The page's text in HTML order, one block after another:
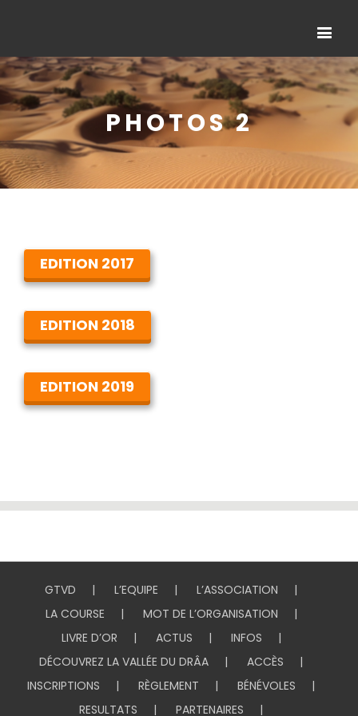
PHOTOS 2
EDITION 2017
EDITION 2018
EDITION 2019
GTVD L’EQUIPE
L’ASSOCIATION
LA COURSE
MOT DE L’ORGANISATION
LIVRE D’OR
ACTUS
INFOS
DÉCOUVREZ LA VALLÉE DU DRÂA
ACCÈS
INSCRIPTIONS
RÈGLEMENT
BÉNÉVOLES
RESULTATS
PARTENAIRES